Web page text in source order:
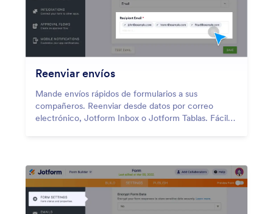
Reenviar envíos
Mande envíos rápidos de formularios a sus
compañeros. Reenviar desde datos por correo
electrónico, Jotform Inbox o Jotform Tablas. Fácil